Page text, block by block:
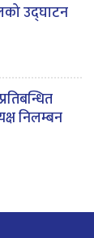
उद्घाटन
निलम्बन